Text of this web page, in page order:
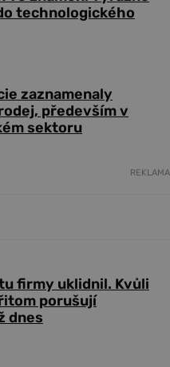
technologického
zaznamenaly
především v
sektoru
REKLAMA
firmy uklidnil. Kvůli
porušují
dnes